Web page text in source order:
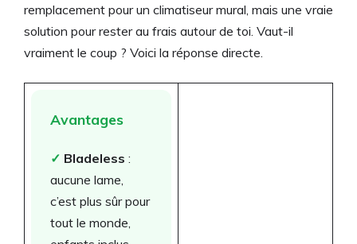
remplacement pour un climatiseur mural, mais une vraie
solution pour rester au frais autour de toi. Vaut-il
vraiment le coup ? Voici la réponse directe.
Avantages
✓ Bladeless :
aucune lame,
c’est plus sûr pour
tout le monde,